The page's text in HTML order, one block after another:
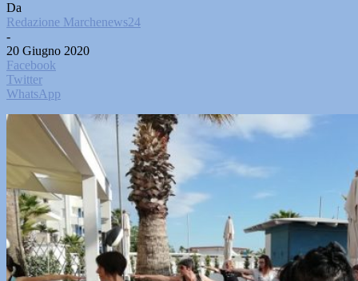
Da
Redazione Marchenews24
-
20 Giugno 2020
Facebook
Twitter
WhatsApp